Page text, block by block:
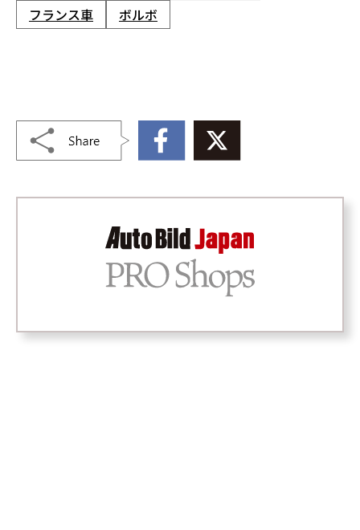
フランス車
ボルボ